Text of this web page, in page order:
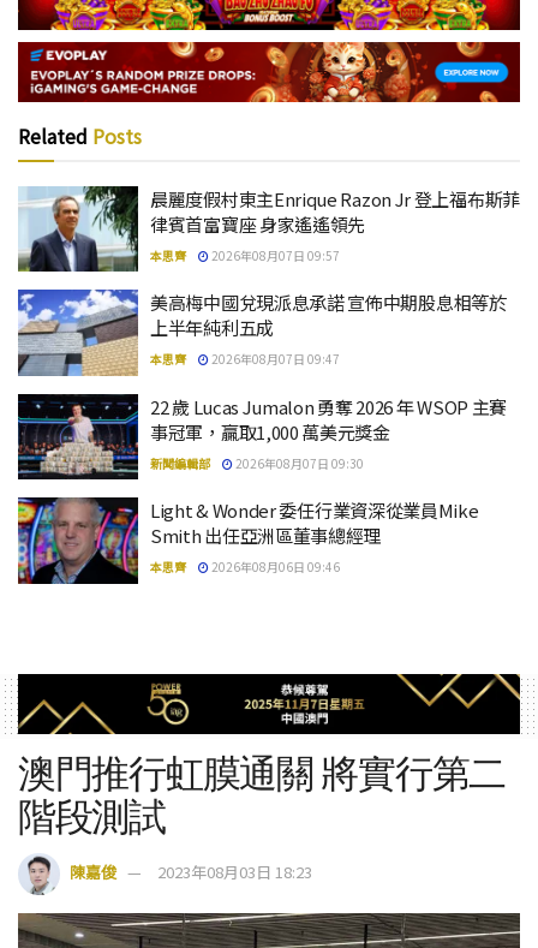
Related Posts
晨麗度假村東主Enrique Razon Jr 登上福布斯菲
律賓首富寶座 身家遙遙領先
本思齊 2026年08月07日 09:57
美高梅中國兌現派息承諾 宣佈中期股息相等於
上半年純利五成
本思齊 2026年08月07日 09:47
22 歲 Lucas Jumalon 勇奪 2026 年 WSOP 主賽
事冠軍，贏取1,000 萬美元獎金
新聞編輯部 2026年08月07日 09:30
Light & Wonder 委任行業資深從業員Mike
Smith 出任亞洲區董事總經理
本思齊 2026年08月06日 09:46
澳門推行虹膜通關 將實行第二
階段測試
陳嘉俊 2023年08月03日 18:23